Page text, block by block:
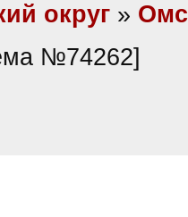
округ »
№74262]